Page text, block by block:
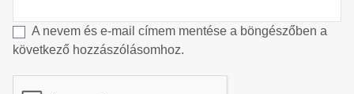
A nevem és e-mail címem mentése a böngészőben a
következő hozzászólásomhoz.